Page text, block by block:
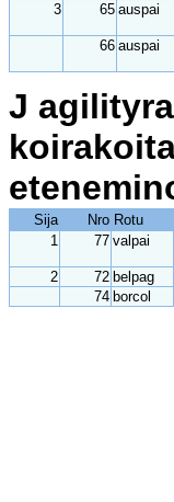
3
65 auspai
66 auspai
J
Sija Nro Rotu
1
77 valpai
2 72 belpag
74 borcol